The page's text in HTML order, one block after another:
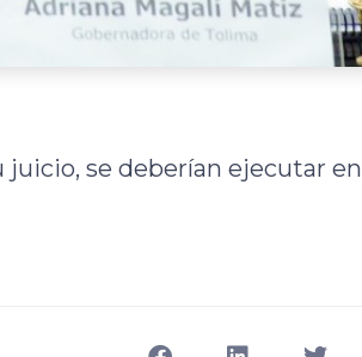
juicio, se deberían ejecutar en